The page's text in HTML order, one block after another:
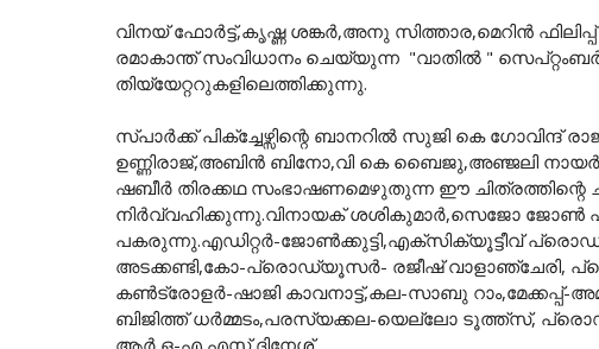
വിനയ് ഫോര്‍ട്ട്,കൃഷ്ണ ശങ്കര്‍,അനു സിത്താര,മെറിൻ
രമാകാന്ത് സംവിധാനം ചെയ്യുന്ന "വാതില്‍ "
തിയ്യേറ്ററുകളിലെത്തിക്കുന്നു.
സ്പാര്‍ക്ക് പിക്ച്ചേഴ്സിന്റെ ബാനറില്‍ സുജി കെ
ഉണ്ണിരാജ്,അബിന്‍ ബിനോ,വി കെ ബെെജു,അഞ്ജലി
ഷബീര്‍ തിരക്കഥ സംഭാഷണമെഴുതുന്ന ഈ
നിര്‍വ്വഹിക്കുന്നു.വിനായക് ശശികുമാർ,സെജോ ജോൺ
പകരുന്നു.എഡിറ്റര്‍-ജോണ്‍ക്കുട്ടി,എക്സിക്യൂട്ടീവ്
അടക്കണ്ടി,കോ-പ്രൊഡ്യൂസർ- രജീഷ് വാളാഞ്ചേരി,
കണ്‍ട്രോളര്‍-ഷാജി കാവനാട്ട്,കല-സാബു
ബിജിത്ത് ധര്‍മ്മടം,പരസ്യക്കല-യെല്ലോ ടൂത്ത്സ്,
ആർ ഒ-എ എസ് ദിനേശ്.